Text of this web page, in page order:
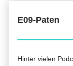
E09-Paten
Hinter vielen